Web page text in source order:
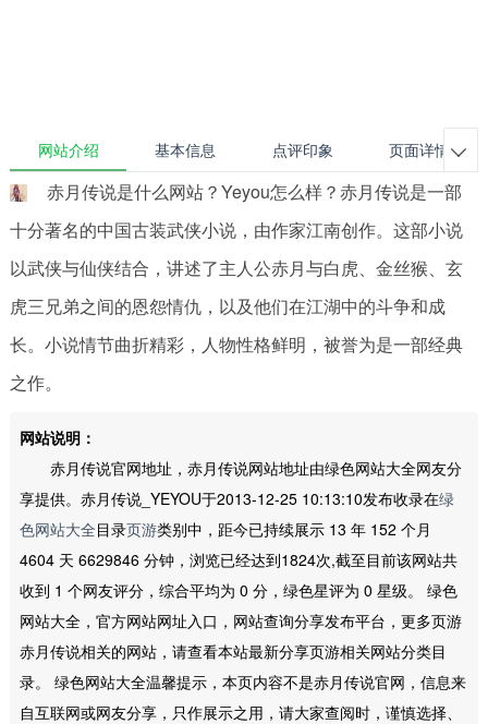
网站介绍 基本信息 点评印象 页面详情 
赤月传说是什么网站？Yeyou怎么样？赤月传说是一部
十分著名的中国古装武侠小说，由作家江南创作。这部小说
以武侠与仙侠结合，讲述了主人公赤月与白虎、金丝猴、玄
虎三兄弟之间的恩怨情仇，以及他们在江湖中的斗争和成
长。小说情节曲折精彩，人物性格鲜明，被誉为是一部经典
之作。
网站说明：
赤月传说官网地址，赤月传说网站地址由绿色网站大全网友分
享提供。赤月传说_YEYOU于2013-12-25 10:13:10发布收录在绿
色网站大全目录页游类别中，距今已持续展示 13 年 152 个月
4604 天 6629846 分钟，浏览已经达到1824次,截至目前该网站共
收到 1 个网友评分，综合平均为 0 分，绿色星评为 0 星级。 绿色
网站大全，官方网站网址入口，网站查询分享发布平台，更多页游
赤月传说相关的网站，请查看本站最新分享页游相关网站分类目
录。 绿色网站大全温馨提示，本页内容不是赤月传说官网，信息来
自互联网或网友分享，只作展示之用，请大家查阅时，谨慎选择、